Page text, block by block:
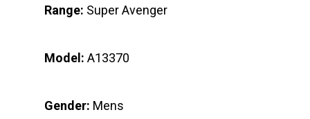
Range: Super Avenger
Model: A13370
Gender: Mens